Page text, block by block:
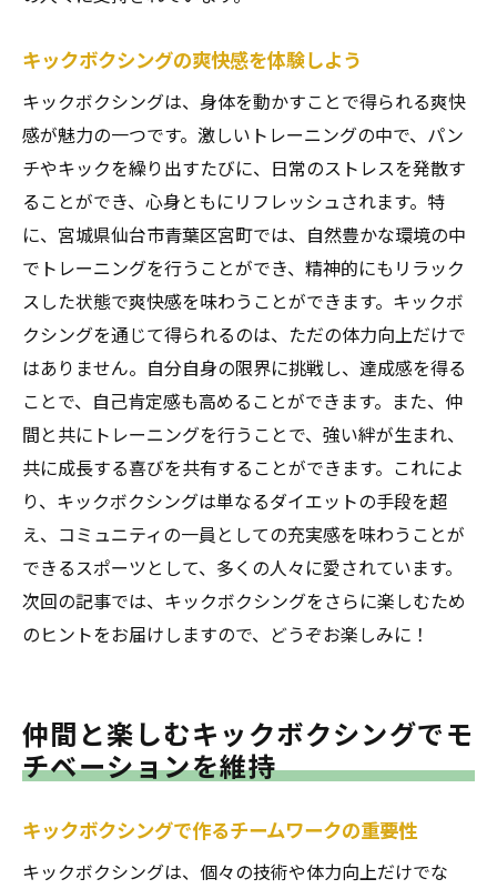
キックボクシングの爽快感を体験しよう
キックボクシングは、身体を動かすことで得られる爽快
感が魅力の一つです。激しいトレーニングの中で、パン
チやキックを繰り出すたびに、日常のストレスを発散す
ることができ、心身ともにリフレッシュされます。特
に、宮城県仙台市青葉区宮町では、自然豊かな環境の中
でトレーニングを行うことができ、精神的にもリラック
スした状態で爽快感を味わうことができます。キックボ
クシングを通じて得られるのは、ただの体力向上だけで
はありません。自分自身の限界に挑戦し、達成感を得る
ことで、自己肯定感も高めることができます。また、仲
間と共にトレーニングを行うことで、強い絆が生まれ、
共に成長する喜びを共有することができます。これによ
り、キックボクシングは単なるダイエットの手段を超
え、コミュニティの一員としての充実感を味わうことが
できるスポーツとして、多くの人々に愛されています。
次回の記事では、キックボクシングをさらに楽しむため
のヒントをお届けしますので、どうぞお楽しみに！
仲間と楽しむキックボクシングでモ
チベーションを維持
キックボクシングで作るチームワークの重要性
キックボクシングは、個々の技術や体力向上だけでな